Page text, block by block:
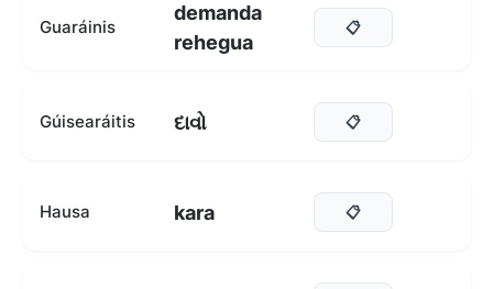
Guaráinis
demanda
rehegua
📋
Gúisearáitis દાવો 📋
Hausa kara 📋